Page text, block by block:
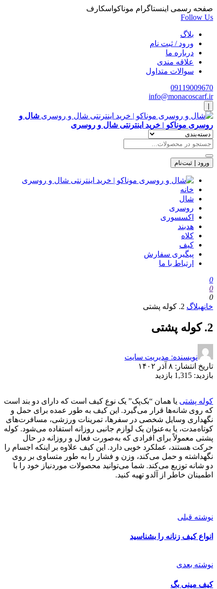
صفحه رسمی اینستاگرام موناکواسکارف
Follow Us
بلاگ
ورود / ثبت نام
درباره ما
علاقه مندی
سوالات متداول
09119009670
info@monacoscarf.ir
شال و
روسری موناکو | خرید اینترنتی شال و روسری
ورود | ثبت‌نام
خانه
شال
روسری
اکسسوری
هدبند
کلاه
کیف
پیگیری سفارش
ارتباط با ما
0
0
0
خانهبلاگ
2. کوله پشتی
نویسنده: مدیریت سایت
تاریخ انتشار: ۸ آذر ۱۴۰۲
بازدید: 1,315 بازدید
کوله پشتی یا همان “بک‌پک” یک نوع کیف است که دارای دو بند است
که روی شانه‌ها قرار می‌گیرد. این کیف به طور عمده برای حمل و
نگهداری وسایل شخصی در سفرها، تمرینات ورزشی، مسافرت‌های
کوتاه‌مدت، یا به‌عنوان یک لوازم جانبی روزانه استفاده می‌شود. کوله
پشتی معمولاً برای افرادی که به‌صورت فعال و روزانه در حال
حرکت هستند، عملکرد خوبی دارد. این کیف علاوه بر اینکه اجسام را
نگهداشته و حمل می‌کند، وزن و فشار را به طور متساوی بر روی
دو شانه توزیع می‌کند. شما می‌توانید محصولات موردنیاز خود را با
اطمینان خاطر از آلدو تهیه کنید.
نوشته قبلی
انواع کیف زنانه را بشناسید
نوشته بعدی
کیف مینی بگ